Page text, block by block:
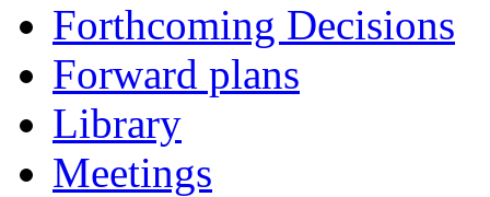
Forthcoming Decisions
Forward plans
Library
Meetings